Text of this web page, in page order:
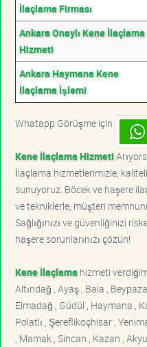
İlaçlama Firması
Ankara Onaylı Kene İlaçlama
Hizmeti
Ankara Haymana Kene
İlaçlama İşlemi
Whatapp Görüşme için
Kene İlaçlama Hizmeti
İlaçlama hizmetlerimizle,
sunuyoruz. Böcek ve haşere
ve tekniklerle, müşteri
Sağlığınızı ve güvenliğinizi
haşere sorunlarınızı çözün!
Kene İlaçlama hizmeti
Altındağ , Ayaş , Bala ,
Elmadağ , Güdül , Haymana ,
Polatlı , Şereflikoçhisar ,
, Mamak , Sincan , Kazan ,